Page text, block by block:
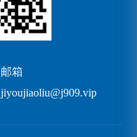
邮箱
jiyoujiaoliu@j909.vip